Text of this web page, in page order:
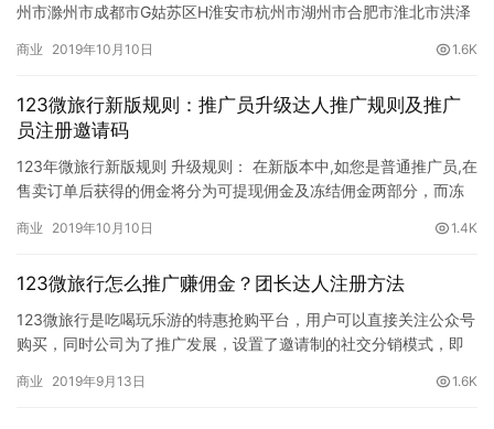
州市滁州市成都市G姑苏区H淮安市杭州市湖州市合肥市淮北市洪泽
商业 2019年10月10日 1.6K
123微旅行新版规则：推广员升级达人推广规则及推广
员注册邀请码
123年微旅行新版规则 升级规则： 在新版本中,如您是普通推广员,在
售卖订单后获得的佣金将分为可提现佣金及冻结佣金两部分，而冻
商业 2019年10月10日 1.4K
123微旅行怎么推广赚佣金？团长达人注册方法
123微旅行是吃喝玩乐游的特惠抢购平台，用户可以直接关注公众号
购买，同时公司为了推广发展，设置了邀请制的社交分销模式，即
商业 2019年9月13日 1.6K